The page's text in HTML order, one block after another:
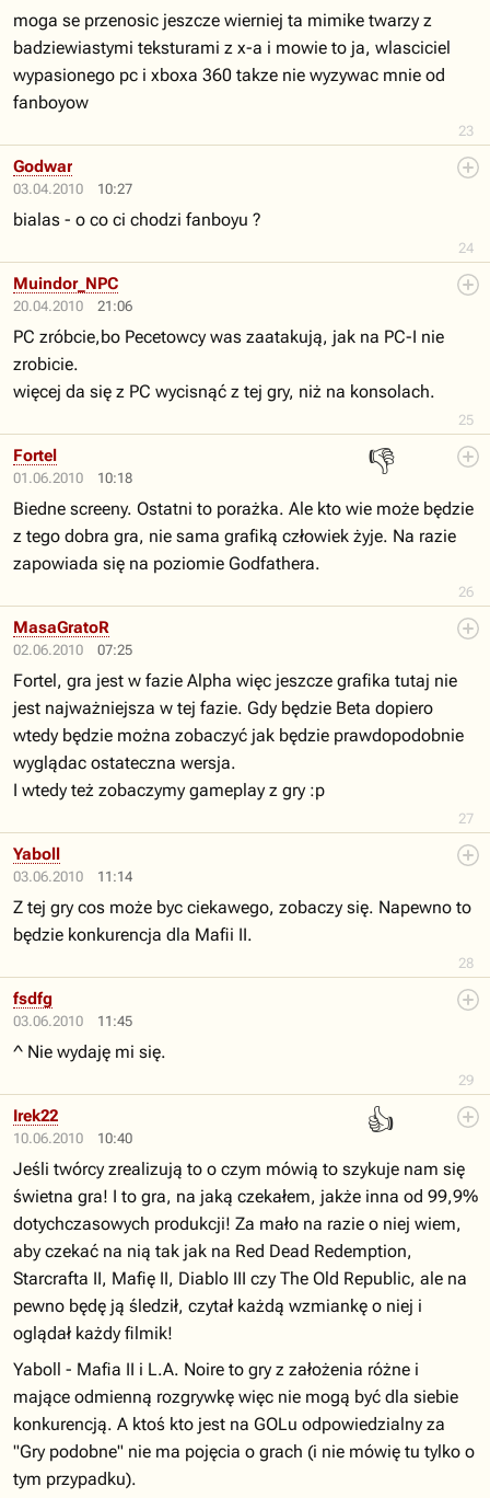
23
moga se przenosic jeszcze wierniej ta mimike twarzy z
badziewiastymi teksturami z x-a i mowie to ja, wlasciciel
wypasionego pc i xboxa 360 takze nie wyzywac mnie od
fanboyow
03.04.2010 10:27
24
Godwar
bialas - o co ci chodzi fanboyu ?
20.04.2010 21:06
25
Muindor_NPC
PC zróbcie,bo Pecetowcy was zaatakują, jak na PC-I nie
zrobicie.
więcej da się z PC wycisnąć z tej gry, niż na konsolach.
01.06.2010 10:18
👎
26
Fortel
Biedne screeny. Ostatni to porażka. Ale kto wie może będzie
z tego dobra gra, nie sama grafiką człowiek żyje. Na razie
zapowiada się na poziomie Godfathera.
02.06.2010 07:25
27
MasaGratoR
Fortel, gra jest w fazie Alpha więc jeszcze grafika tutaj nie
jest najważniejsza w tej fazie. Gdy będzie Beta dopiero
wtedy będzie można zobaczyć jak będzie prawdopodobnie
wyglądac ostateczna wersja.
I wtedy też zobaczymy gameplay z gry :p
03.06.2010 11:14
28
Yaboll
Z tej gry cos może byc ciekawego, zobaczy się. Napewno to
będzie konkurencja dla Mafii II.
03.06.2010 11:45
29
fsdfg
^ Nie wydaję mi się.
10.06.2010 10:40
👍
Irek22
Jeśli twórcy zrealizują to o czym mówią to szykuje nam się
świetna gra! I to gra, na jaką czekałem, jakże inna od 99,9%
dotychczasowych produkcji! Za mało na razie o niej wiem,
aby czekać na nią tak jak na Red Dead Redemption,
Starcrafta II, Mafię II, Diablo III czy The Old Republic, ale na
pewno będę ją śledził, czytał każdą wzmiankę o niej i
oglądał każdy filmik!
Yaboll - Mafia II i L.A. Noire to gry z założenia różne i
mające odmienną rozgrywkę więc nie mogą być dla siebie
konkurencją. A ktoś kto jest na GOLu odpowiedzialny za
"Gry podobne" nie ma pojęcia o grach (i nie mówię tu tylko o
tym przypadku).